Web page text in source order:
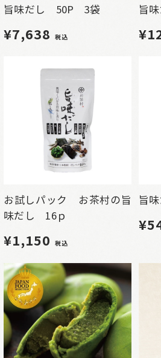
旨味だし 50P 3袋
¥7,638 税込
旨
お試しパック お茶村の旨
味だし 16ｐ
¥1,150 税込
旨